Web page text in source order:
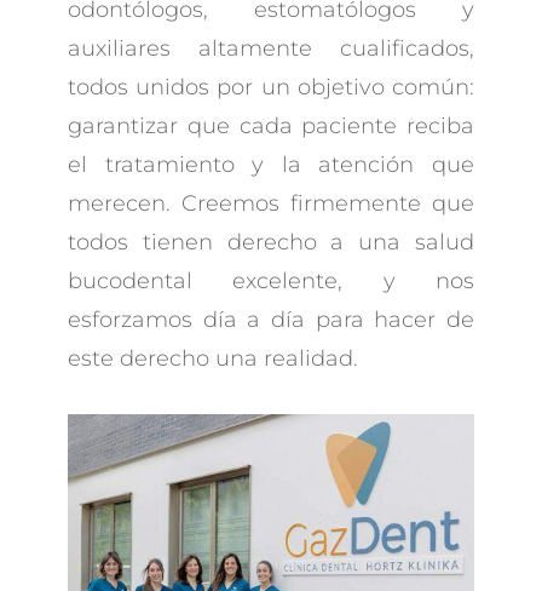
odontólogos, estomatólogos y
auxiliares altamente cualificados,
todos unidos por un objetivo común:
garantizar que cada paciente reciba
el tratamiento y la atención que
merecen. Creemos firmemente que
todos tienen derecho a una salud
bucodental excelente, y nos
esforzamos día a día para hacer de
este derecho una realidad.